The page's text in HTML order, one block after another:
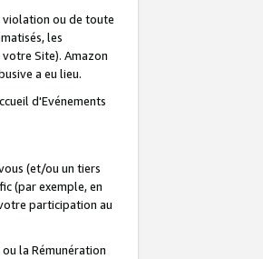
violation ou de toute
les
Site). Amazon
a eu lieu.
d'Evénements
(et/ou un tiers
(par exemple, en
participation au
la Rémunération